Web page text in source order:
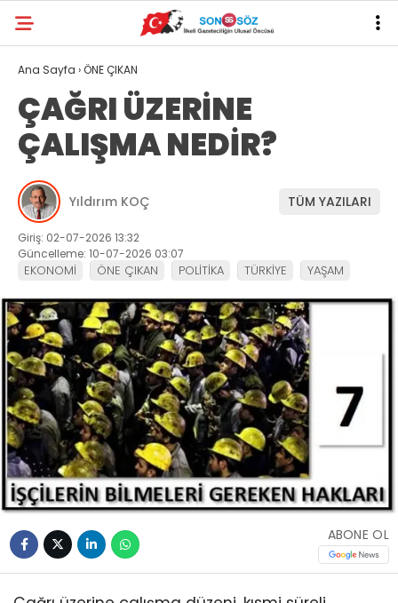
Ana Sayfa ›ÖNE ÇIKAN
ÇAĞRI ÜZERİNE
ÇALIŞMA NEDİR?
Yıldırım KOÇ TÜM YAZILARI
Giriş: 02-07-2026 13:32
Güncelleme: 10-07-2026 03:07
EKONOMİ ÖNE ÇIKAN POLİTİKA TÜRKİYE YAŞAM
ABONE OL